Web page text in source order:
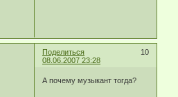
Поделиться
10
08.06.2007 23:28
А почему музыкант тогда?